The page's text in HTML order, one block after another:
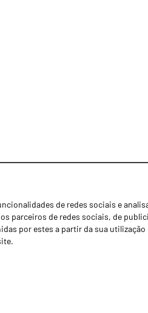
de redes sociais e
parceiros de redes sociais, de
por estes a partir da sua
Notícias
Concessionários